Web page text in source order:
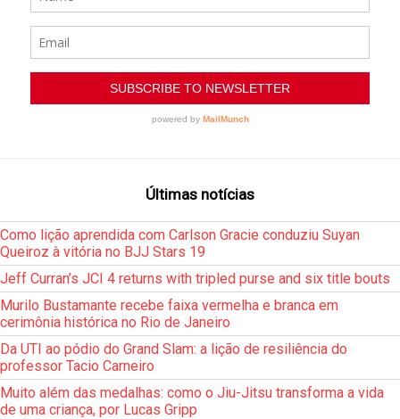
Últimas notícias
Como lição aprendida com Carlson Gracie conduziu Suyan
Queiroz à vitória no BJJ Stars 19
Jeff Curran’s JCI 4 returns with tripled purse and six title bouts
Murilo Bustamante recebe faixa vermelha e branca em
cerimônia histórica no Rio de Janeiro
Da UTI ao pódio do Grand Slam: a lição de resiliência do
professor Tacio Carneiro
Muito além das medalhas: como o Jiu-Jitsu transforma a vida
de uma criança, por Lucas Gripp